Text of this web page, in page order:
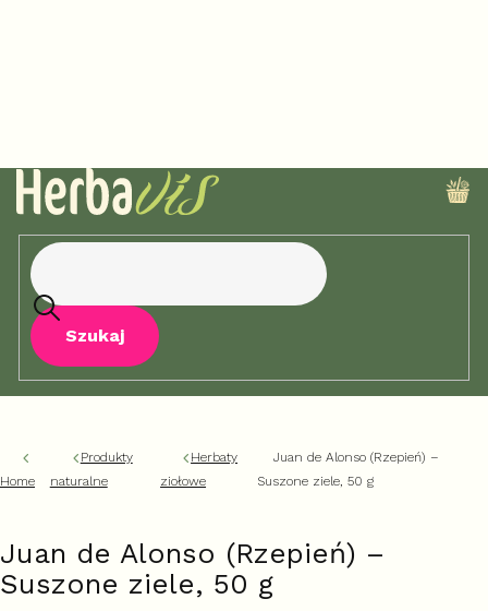
Szukaj
Home
Produkty
naturalne
Herbaty
ziołowe
Juan de Alonso (Rzepień) –
Suszone ziele, 50 g
Juan de Alonso (Rzepień) –
Suszone ziele, 50 g